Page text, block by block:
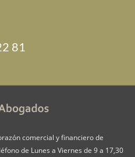
81
comercial y financiero de
de Lunes a Viernes de 9 a 17,30